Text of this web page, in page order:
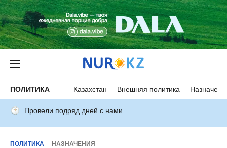
ПОЛИТИКА Казахстан Внешняя политика
Провели подряд дней с нами
ПОЛИТИКА НАЗНАЧЕНИЯ